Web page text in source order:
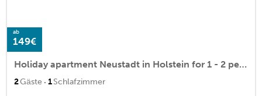
ab
149€
Holiday apartment Neustadt in Holstein for 1 - 2 persons with 1 bedroom - Holiday apartment in one o
2Gäste · 1Schlafzimmer